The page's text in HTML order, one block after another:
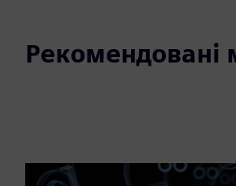
Рекомендовані